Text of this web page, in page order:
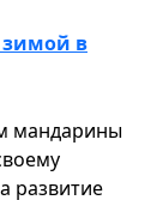
зимой в
мандарины
развитие